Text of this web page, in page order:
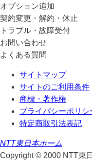
オプション追加
契約変更・解約・休止
トラブル・故障受付
お問い合わせ
よくある質問
サイトマップ
サイトのご利用条件
商標・著作権
プライバシーポリシ
特定商取引法表記
NTT東日本ホーム
Copyright © 2000 NTT東